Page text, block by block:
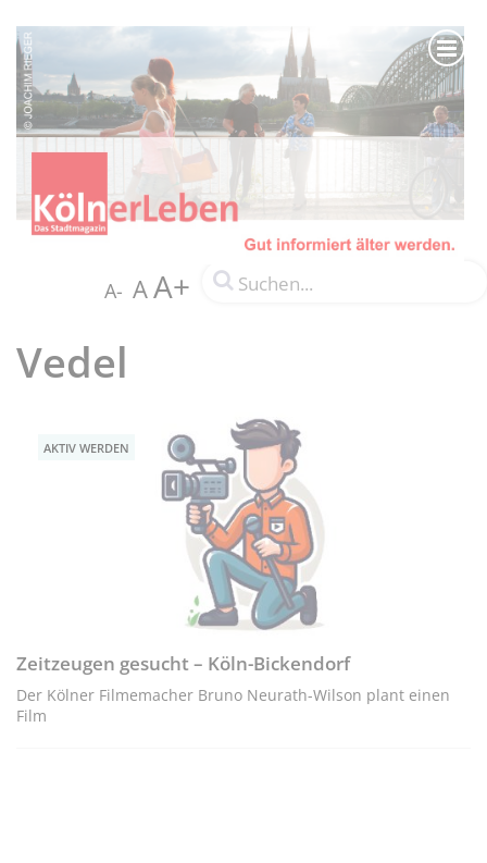
A- AA+
Vedel
AKTIV WERDEN
Zeitzeugen gesucht – Köln-Bickendorf
Der Kölner Filmemacher Bruno Neurath-Wilson plant einen
Film